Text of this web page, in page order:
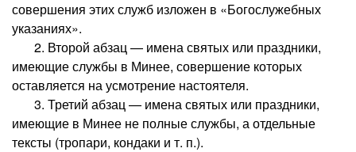
совершения этих служб изложен в «Богослужебных
указаниях».
2. Второй абзац — имена святых или праздники,
имеющие службы в Минее, совершение которых
оставляется на усмотрение настоятеля.
3. Третий абзац — имена святых или праздники,
имеющие в Минее не полные службы, а отдельные
тексты (тропари, кондаки и т. п.).